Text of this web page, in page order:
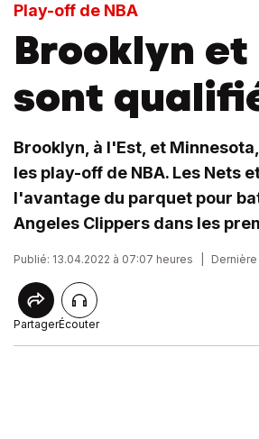
Play-off de NBA
Brooklyn
sont
Brooklyn, à l'Est, et
les play-off de NBA. Les Nets
l'avantage du parquet pour
Angeles Clippers dans les
Publié: 13.04.2022 à 07:07 heures
PartagerÉcouter